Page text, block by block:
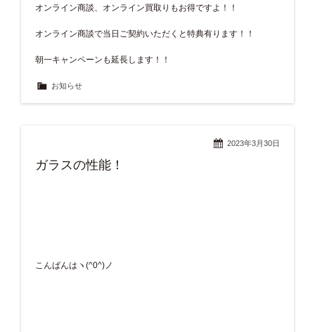
オンライン商談、オンライン買取りもお得ですよ！！
オンライン商談で当日ご契約いただくと特典有ります！！
朝一キャンペーンも延長します！！
お知らせ
2023年3月30日
ガラスの性能！
こんばんはヽ(^0^)ノ